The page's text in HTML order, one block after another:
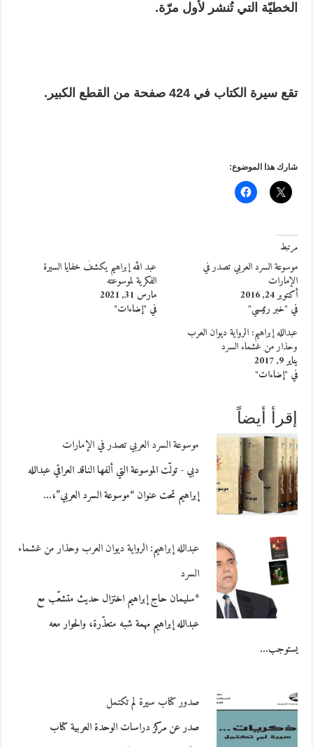
الخطيّة التي تُنشر لأول مرّة.
تقع سيرة الكتاب في424 صفحة من القطع الكبير.
شارك هذا الموضوع:
مرتبط
موسوعة السرد العربي تصدر في
الإمارات
أكتوبر 24, 2016
في "خبر رئيسي"
عبد الله إبراهيم يكشفُ خفايا السيرة
الفكرية لموسوعته
مارس 31, 2021
في "إضاءات"
عبدالله إبراهيم: الرواية ديوان العرب
وحذار من غشماء السرد
يناير 9, 2017
في "إضاءات"
إقرأ أيضاً
موسوعة السرد العربي تصدر في الإمارات
دبي - تولّت الموسوعة التي ألفها الناقد العراقي عبدالله
إبراهيم تحت عنوان “موسوعة السرد العربي”،…
عبدالله إبراهيم: الرواية ديوان العرب وحذار من غشماء
السرد
*سليمان حاج إبراهيم اختزال حديث متشعّب مع
عبدالله إبراهيم مهمة شبه متعذّرة، والحوار معه
يستوجب…
صدور كتاب سيرة لم تكتمل
صدر عن مركز دراسات الوحدة العربية كتاب